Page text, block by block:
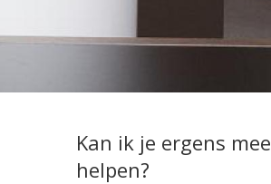
Kan ik je ergens mee
helpen?